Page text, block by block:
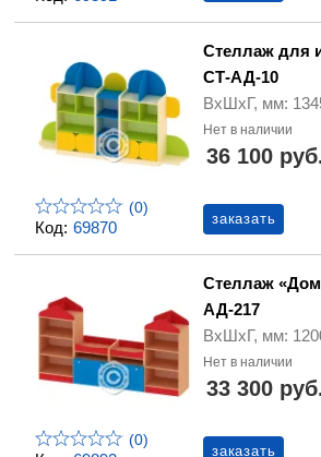
Код: 69870
(0)
Стеллаж для
СТ-АД-10
ВхШхГ, мм:
Нет в наличии
36 100
заказать
(0)
Стеллаж
АД-217
ВхШхГ, мм:
Нет в наличии
33 300
заказать